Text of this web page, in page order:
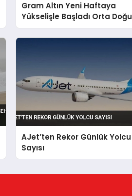
Gram Altın Yeni Haftaya
Yükselişle Başladı Orta Doğu
Gerginliği Fiyatları Etkiliyor
AJet’ten Rekor Günlük Yolcu
Sayısı